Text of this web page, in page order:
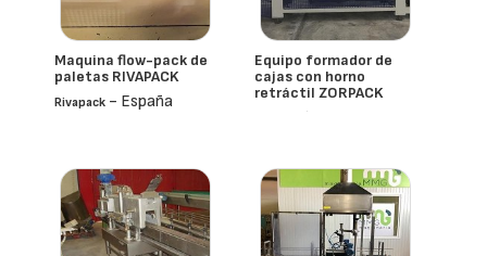
Maquina flow-pack de
paletas RIVAPACK
Rivapack - España
Equipo formador de
cajas con horno
retráctil ZORPACK
- España